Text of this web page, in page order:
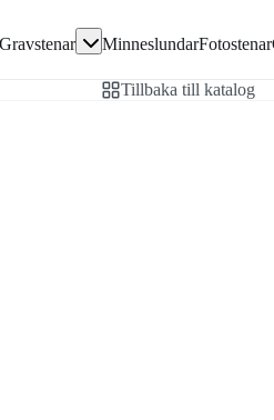
Gravstenar MinneslundarFotostenar
Tillbaka till katalog